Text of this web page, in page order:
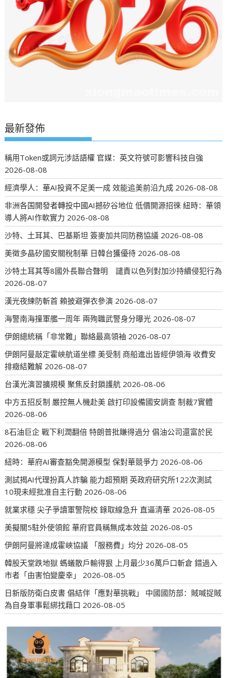
最新發佈
稱用Token或詞元涉話語權 官媒：英文符號可影響科技自強
2026-08-08
經濟學人：華AI投資不足美一成 效能追美前沿九成 2026-08-08
非洲各国開發者轉投中國AI撼矽谷地位 低價開源招徠 紐時：華領
導人將AI作軟實力 2026-08-08
沙特、土耳其、巴基斯坦 簽麥加共同防務協議 2026-08-08
美徵多晶矽國安關稅制華 日韓台獲優待 2026-08-08
沙特土耳其等8國外長聯合聲明 譴責以色列對加沙持續侵犯行為
2026-08-07
漢光夜練防斬首 賴披避彈衣參演 2026-08-07
海警南海撞軍艦一周年 兩殉職武警身分曝光 2026-08-07
伊朗總統稱「非常難」聯絡最高領袖 2026-08-07
伊朗阿曼敲定霍峽航道坐標 美受制 商船進出皆經伊領海 收費安
排癥結難解 2026-08-07
台漢光演習擴規模 聚焦反封鎖護航 2026-08-06
中方五招反制 嚴控無人機赴美 啟打印設備國安調查 制裁7實體
2026-08-06
8石油巨企 戰下利潤翻倍 特朗普批賺得過分 倡油公司還富於民
2026-08-06
紐時：華府AI審查豁免開源模型 保對華競爭力 2026-08-06
測試揭AI代理扮真人詐騙 能力超預期 英政府研究所122次測試
10現未經批准自主行動 2026-08-06
就業求穩 尖子爭讀軍警院校 錄取線急升 直逼清華 2026-08-05
美擬關5駐外使領館 華府官員稱無成本效益 2026-08-05
伊朗阿曼將達成霍峽協議 「服務費」均分 2026-08-05
韓股天堂跌地獄 螞蟻散戶輸得狠 上月最少36萬戶口斬倉 錯過入
市者「由害怕變慶幸」
2026-08-05
日新版防衛白皮書 倡結伴「應對華挑戰」 中國國防部：賊喊捉賊
為自身軍事鬆綁找藉口 2026-08-05